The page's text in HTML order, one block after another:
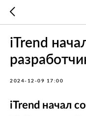
iTrend
2024-12-09 17:00
iTrend начал